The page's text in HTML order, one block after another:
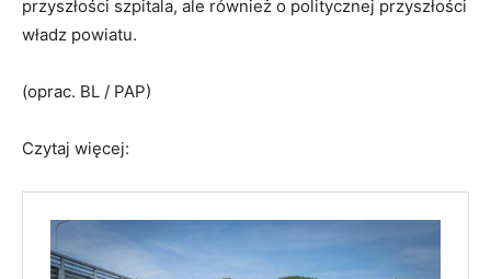
przyszłości szpitala, ale również o politycznej przyszłości
władz powiatu.
(oprac. BL / PAP)
Czytaj więcej: